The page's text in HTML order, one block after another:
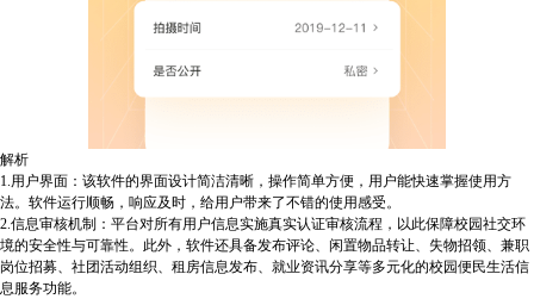
解析
1.用户界面：该软件的界面设计简洁清晰，操作简单方便，用户能快速掌握使用方
法。软件运行顺畅，响应及时，给用户带来了不错的使用感受。
2.信息审核机制：平台对所有用户信息实施真实认证审核流程，以此保障校园社交环
境的安全性与可靠性。此外，软件还具备发布评论、闲置物品转让、失物招领、兼职
岗位招募、社团活动组织、租房信息发布、就业资讯分享等多元化的校园便民生活信
息服务功能。